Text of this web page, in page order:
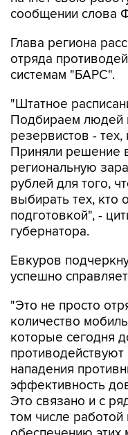
сообщении слова
Глава региона
отряда
системам "БАРС".
"Штатное
Подбираем людей
резервистов -
Приняли решение
региональную
рублей для того,
выбирать тех, кто
подготовкой", -
губернатора.
Евкуров
успешно
"Это не просто
количество
которые сегодня
нападения
эффективность
Это связано и с
том числе работой